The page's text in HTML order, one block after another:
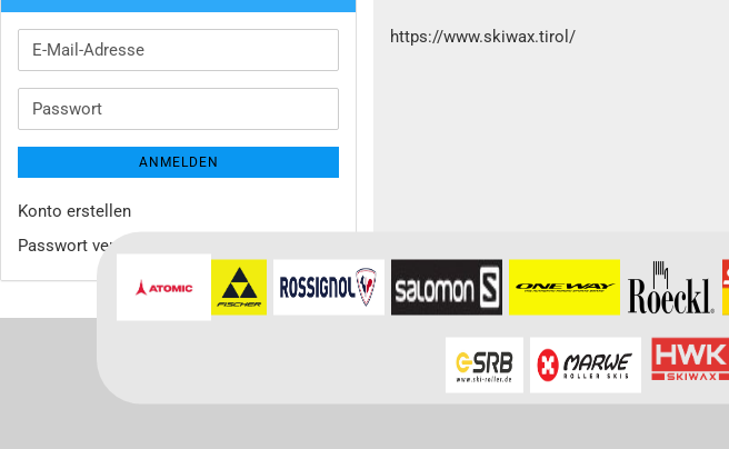
https://www.skiwax.tirol/
E-
Mail-
Passwort
ANMELDEN
Konto erstellen
Passwort vergessen?